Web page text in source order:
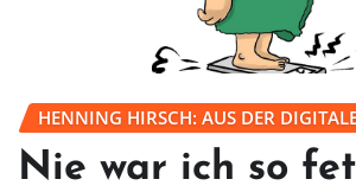
HENNING HIRSCH: AUS DER
Nie war ich so